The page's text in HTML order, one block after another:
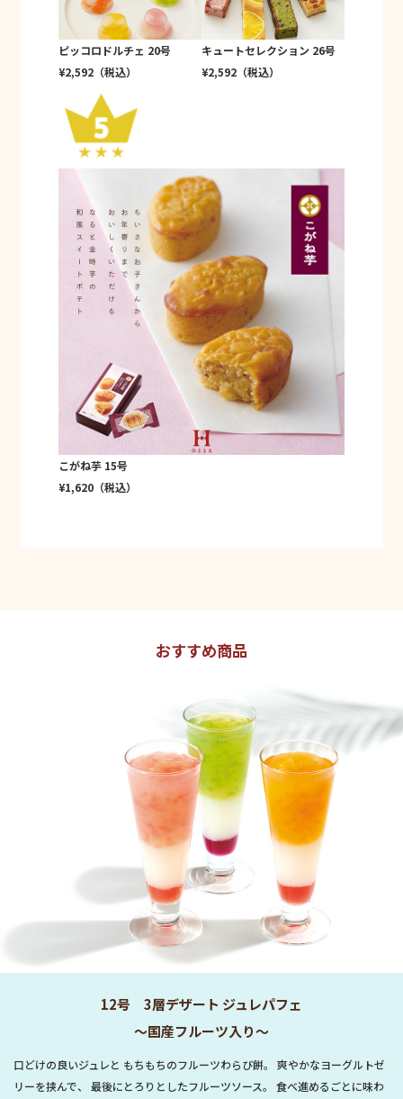
ピッコロドルチェ 20号
¥2,592（税込）
キュートセレクション 26号
¥2,592（税込）
こがね芋 15号
¥1,620（税込）
おすすめ商品
12号 3層デザート ジュレパフェ
～国産フルーツ入り～
口どけの良いジュレと もちもちのフルーツわらび餅。 爽やかなヨーグルトゼ
リーを挟んで、 最後にとろりとしたフルーツソース。 食べ進めるごとに味わ